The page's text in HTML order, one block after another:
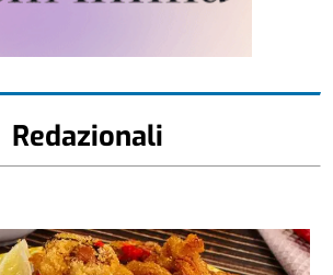
Redazionali